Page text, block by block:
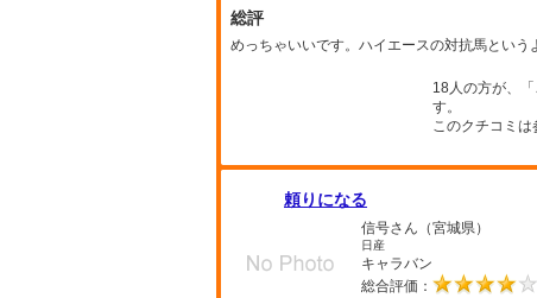
総評
めっちゃいいです。ハイエースの対抗馬という
18人の方が、
す。
このクチコミは
頼りになる
信号さん（宮城県）
日産
キャラバン
総合評価：